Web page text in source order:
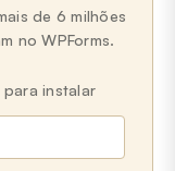
de 6 milhões
no WPForms.
para instalar